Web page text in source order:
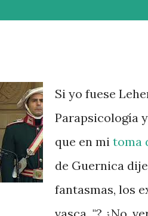
Si yo fuese
Parapsicología
que en mi toma
de Guernica
fantasmas, los